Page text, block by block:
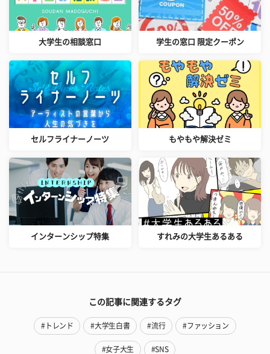
大学生の相談窓口 学生の窓口 限定クーポン
セルフライナーノーツ もやもや解決ゼミ
インターンシップ特集 すれみの大学生あるある
この記事に関連するタグ
#トレンド #大学生白書 #流行 #ファッション
#女子大生 #SNS